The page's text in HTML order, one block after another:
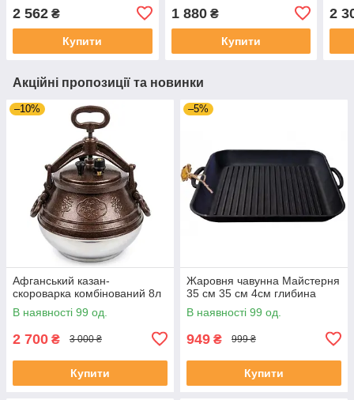
2 562 ₴
Купити
1 880₴
Купити
2
Акційні пропозиції та новинки
–10%
Афганський казан-
скороварка комбінований 8л
В наявності 99 од.
2 700 ₴ 3 000 ₴
Купити
–5%
Жаровня чавунна Майстерня
35 см 35 см 4см глибина
В наявності 99 од.
949 ₴ 999 ₴
Купити